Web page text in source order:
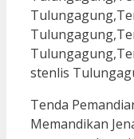
Tenda
Memandikan